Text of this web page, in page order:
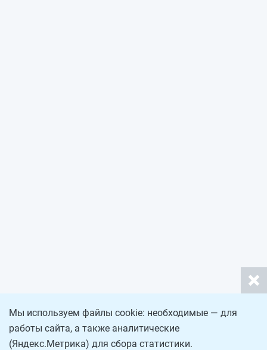
Мы используем файлы cookie: необходимые — для
работы сайта, а также аналитические
(Яндекс.Метрика) для сбора статистики.